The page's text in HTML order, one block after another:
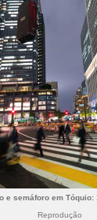
e semáforo em Tóquio:
Reprodução